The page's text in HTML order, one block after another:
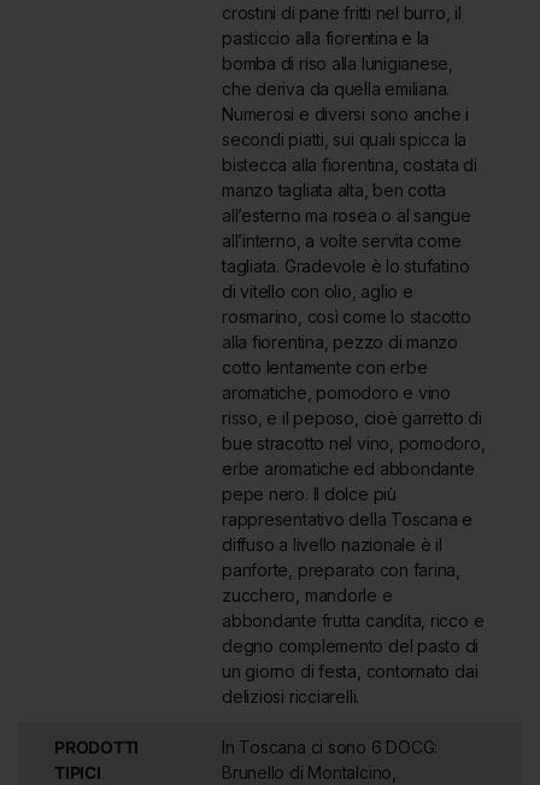
crostini di pane fritti nel burro, il
pasticcio alla fiorentina e la
bomba di riso alla lunigianese,
che deriva da quella emiliana.
Numerosi e diversi sono anche i
secondi piatti, sui quali spicca la
bistecca alla fiorentina, costata di
manzo tagliata alta, ben cotta
all’esterno ma rosea o al sangue
all’interno, a volte servita come
tagliata. Gradevole è lo stufatino
di vitello con olio, aglio e
rosmarino, così come lo stacotto
alla fiorentina, pezzo di manzo
cotto lentamente con erbe
aromatiche, pomodoro e vino
risso, e il peposo, cioè garretto di
bue stracotto nel vino, pomodoro,
erbe aromatiche ed abbondante
pepe nero. Il dolce più
rappresentativo della Toscana e
diffuso a livello nazionale è il
panforte, preparato con farina,
zucchero, mandorle e
abbondante frutta candita, ricco e
degno complemento del pasto di
un giorno di festa, contornato dai
deliziosi ricciarelli.
PRODOTTI
TIPICI
In Toscana ci sono 6 DOCG:
Brunello di Montalcino,